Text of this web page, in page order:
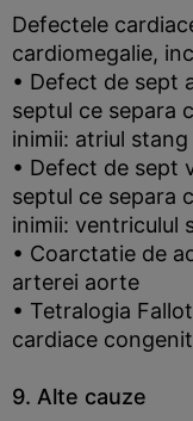
Defectele
cardiomegalie,
• Defect de sept
septul ce separa
inimii: atriul
• Defect de sept
septul ce separa
inimii: ventriculul
• Coarctatie de
arterei aorte
• Tetralogia
cardiace
9. Alte cauze